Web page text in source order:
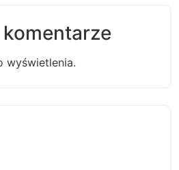
wyświetlenia.